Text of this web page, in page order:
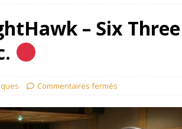
– Six Three
Commentaires fermés